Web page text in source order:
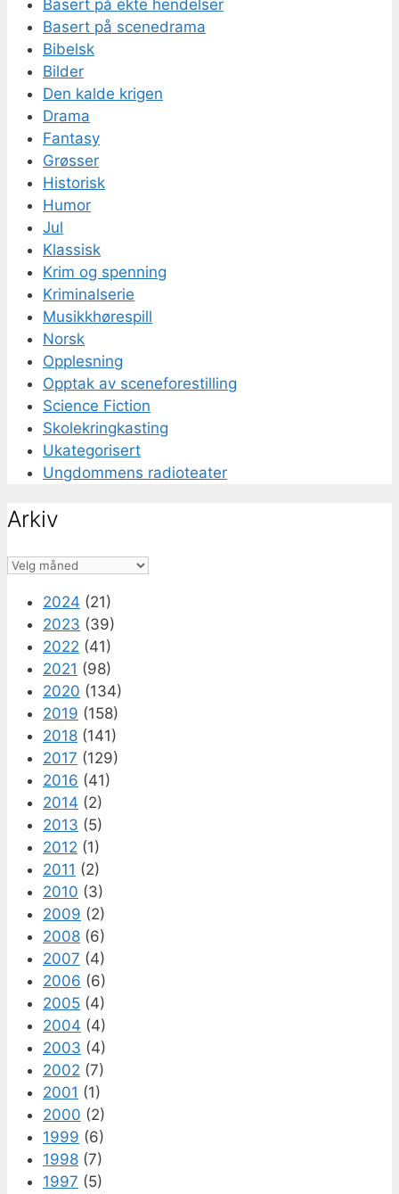
Basert på ekte hendelser
Basert på scenedrama
Bibelsk
Bilder
Den kalde krigen
Drama
Fantasy
Grøsser
Historisk
Humor
Jul
Klassisk
Krim og spenning
Kriminalserie
Musikkhørespill
Norsk
Opplesning
Opptak av sceneforestilling
Science Fiction
Skolekringkasting
Ukategorisert
Ungdommens radioteater
Arkiv
Arkiv
2024 (21)
2023 (39)
2022 (41)
2021 (98)
2020 (134)
2019 (158)
2018 (141)
2017 (129)
2016 (41)
2014 (2)
2013 (5)
2012 (1)
2011 (2)
2010 (3)
2009 (2)
2008 (6)
2007 (4)
2006 (6)
2005 (4)
2004 (4)
2003 (4)
2002 (7)
2001 (1)
2000 (2)
1999 (6)
1998 (7)
1997 (5)